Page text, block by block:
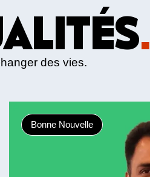
.
des vies.
Bonne Nouvelle